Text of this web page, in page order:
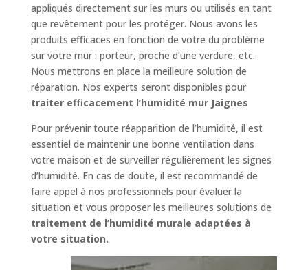
appliqués directement sur les murs ou utilisés en tant
que revêtement pour les protéger. Nous avons les
produits efficaces en fonction de votre du problème
sur votre mur : porteur, proche d’une verdure, etc.
Nous mettrons en place la meilleure solution de
réparation. Nos experts seront disponibles pour
traiter efficacement l’humidité mur Jaignes
Pour prévenir toute réapparition de l’humidité, il est
essentiel de maintenir une bonne ventilation dans
votre maison et de surveiller régulièrement les signes
d’humidité. En cas de doute, il est recommandé de
faire appel à nos professionnels pour évaluer la
situation et vous proposer les meilleures solutions de
traitement de l’humidité murale adaptées à
votre situation.